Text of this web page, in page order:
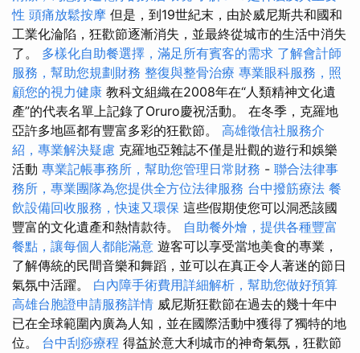
性 頭痛放鬆按摩 但是，到19世紀末，由於威尼斯共和國和
工業化淪陷，狂歡節逐漸消失，並最終從城市的生活中消失
了。 多樣化自助餐選擇，滿足所有賓客的需求 了解會計師
服務，幫助您規劃財務 整復與整骨治療 專業眼科服務，照
顧您的視力健康 教科文組織在2008年在“人類精神文化遺
產”的代表名單上記錄了Oruro慶祝活動。 在冬季，克羅地
亞許多地區都有豐富多彩的狂歡節。 高雄徵信社服務介
紹，專業解決疑慮 克羅地亞雜誌不僅是壯觀的遊行和娛樂
活動 專業記帳事務所，幫助您管理日常財務 - 聯合法律事
務所，專業團隊為您提供全方位法律服務 台中撥筋療法 餐
飲設備回收服務，快速又環保 這些假期使您可以洞悉該國
豐富的文化遺產和熱情款待。 自助餐外燴，提供各種豐富
餐點，讓每個人都能滿意 遊客可以享受當地美食的專業，
了解傳統的民間音樂和舞蹈，並可以在真正令人著迷的節日
氣氛中活躍。 白內障手術費用詳細解析，幫助您做好預算
高雄台胞證申請服務詳情 威尼斯狂歡節在過去的幾十年中
已在全球範圍內廣為人知，並在國際活動中獲得了獨特的地
位。 台中刮痧療程 得益於意大利城市的神奇氣氛，狂歡節